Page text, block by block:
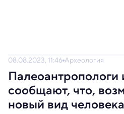
08.08.2023, 11:46 Археология
Палеоантропологи
сообщают, что,
новый вид человека